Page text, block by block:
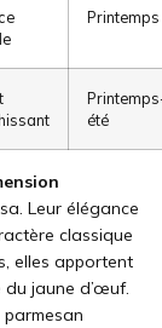
Printemps
été
Leur élégance
classique
elles apportent
jaune d’œuf.
parmesan